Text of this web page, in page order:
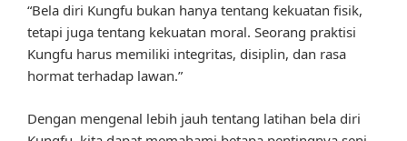
“Bela diri Kungfu bukan hanya tentang kekuatan fisik,
tetapi juga tentang kekuatan moral. Seorang praktisi
Kungfu harus memiliki integritas, disiplin, dan rasa
hormat terhadap lawan.”
Dengan mengenal lebih jauh tentang latihan bela diri